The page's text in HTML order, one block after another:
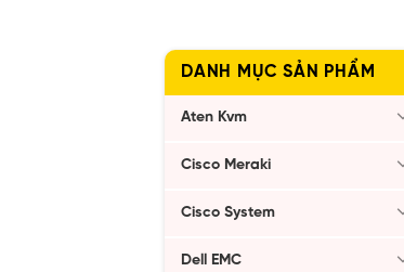
DANH MỤC SẢN PHẨM
Aten Kvm
Cisco Meraki
Cisco System
Dell EMC